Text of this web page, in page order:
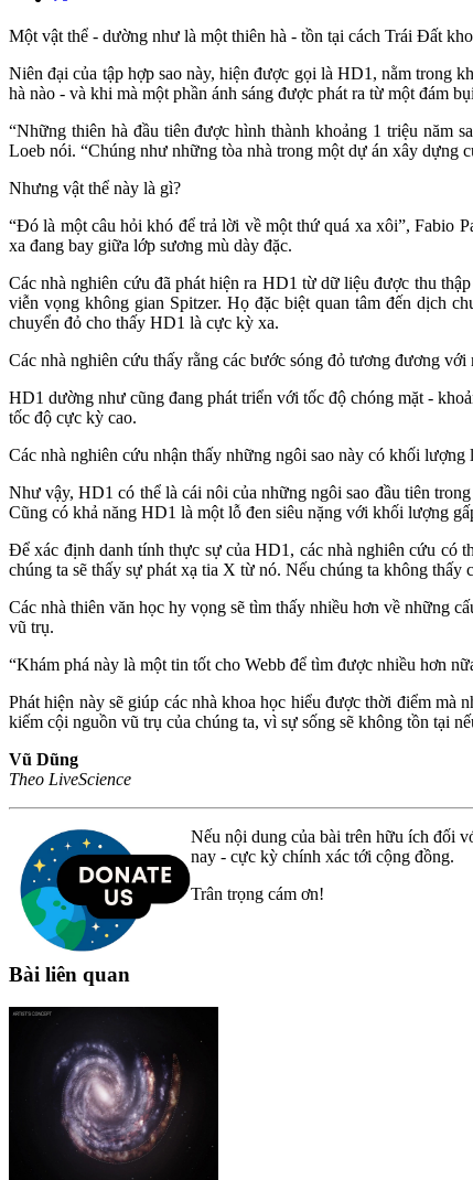
Một vật thể - dường như là một thiên hà - tồn tại cách Trái Đất
Niên đại của tập hợp sao này, hiện được gọi là HD1, nằm trong
hà nào - và khi mà một phần ánh sáng được phát ra từ một đám
“Những thiên hà đầu tiên được hình thành khoảng 1 triệu năm
Loeb nói. “Chúng như những tòa nhà trong một dự án xây dựng
Nhưng vật thể này là gì?
“Đó là một câu hỏi khó để trả lời về một thứ quá xa xôi”, Fabio
xa đang bay giữa lớp sương mù dày đặc.
Các nhà nghiên cứu đã phát hiện ra HD1 từ dữ liệu được thu
viễn vọng không gian Spitzer. Họ đặc biệt quan tâm đến dịch
chuyển đỏ cho thấy HD1 là cực kỳ xa.
Các nhà nghiên cứu thấy rằng các bước sóng đỏ tương đương với
HD1 dường như cũng đang phát triển với tốc độ chóng mặt -
tốc độ cực kỳ cao.
Các nhà nghiên cứu nhận thấy những ngôi sao này có khối
Như vậy, HD1 có thể là cái nôi của những ngôi sao đầu tiên
Cũng có khả năng HD1 là một lỗ đen siêu nặng với khối lượng
Để xác định danh tính thực sự của HD1, các nhà nghiên cứu có
chúng ta sẽ thấy sự phát xạ tia X từ nó. Nếu chúng ta không
Các nhà thiên văn học hy vọng sẽ tìm thấy nhiều hơn về những
vũ trụ.
“Khám phá này là một tin tốt cho Webb để tìm được nhiều hơn
Phát hiện này sẽ giúp các nhà khoa học hiểu được thời điểm
kiếm cội nguồn vũ trụ của chúng ta, vì sự sống sẽ không tồn tại
Vũ Dũng
Theo LiveScience
Nếu nội dung của bài trên hữu ích đối
nay - cực kỳ chính xác tới cộng đồng.
Trân trọng cám ơn!
Bài liên quan